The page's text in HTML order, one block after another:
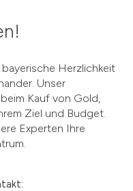
Herzlichkeit
Unser
Kauf von Gold,
Ziel und Budget.
Experten Ihre